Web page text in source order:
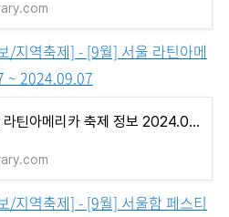
/지역축제] - [9월] 서울 라틴아메
~ 2024.09.07
[9월] 서울 라틴아메리카 축제 정보 2024.09.07 ~ 2024.09.07
/지역축제] - [9월] 서울함 페스티